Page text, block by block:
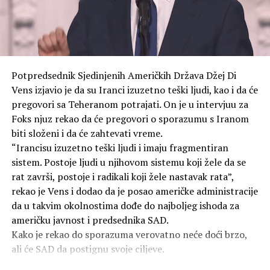
govorima da su SAD izvršile napade na gradove Hirošimu
i Nagasaki, navodi TASS.
Američke snage izvele su napade atomskim oružjem sa
To ostaju jedini slučajevi upotrebe nuklearnog oružja u
ratovanju u ljudskoj istoriji. Prema različitim
procjenama, bomba bačena na Hirošimu 6. avgusta 1945.
godine ubila je između 70.000 i 100.000 ljudi na sam dan
eksplozije.
Do kraja 1945. godine, broj žrtava porastao je na
140.000, jer su ljudi umirali u bolnicama od zadobijenih
povreda i izloženosti zračenju. Ukupan broj žrtava
bombardovanja sada prelazi 350.000.
SAD i dalje ne priznaju moralnu odgovornost za
atomska bombardovanja, pravdajući svoje postupke kao
Potpredsednik Sjedinjenih Američkih Država Džej Di
Vens izjavio je da su Iranci izuzetno teški ljudi, kao i da će
pregovori sa Teheranom potrajati. On je u intervjuu za
Foks njuz rekao da će pregovori o sporazumu s Iranom
biti složeni i da će zahtevati vreme.
“Irancisu izuzetno teški ljudi i imaju fragmentiran
sistem. Postoje ljudi u njihovom sistemu koji žele da se
rat završi, postoje i radikali koji žele nastavak rata”,
rekao je Vens i dodao da je posao američke administracije
da u takvim okolnostima dođe do najboljeg ishoda za
američku javnost i predsednika SAD.
Kako je rekao do sporazuma verovatno neće doći brzo,
ali će SAD da postignu svoje ciljeve.